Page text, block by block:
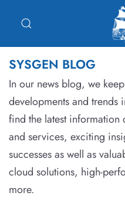
SYSGEN BLOG
In our news blog, we
developments and trends
find the latest information
and services, exciting
successes as well as
cloud solutions, high-
more.